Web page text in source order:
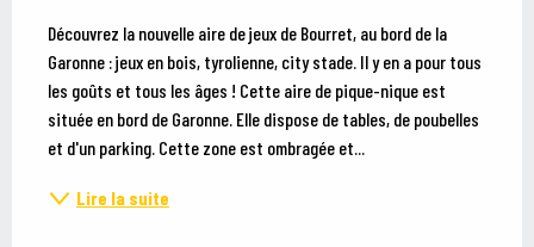
Découvrez la nouvelle aire de jeux de Bourret, au bord de la
Garonne : jeux en bois, tyrolienne, city stade. Il y en a pour tous
les goûts et tous les âges ! Cette aire de pique-nique est
située en bord de Garonne. Elle dispose de tables, de poubelles
et d'un parking. Cette zone est ombragée et...
Lire la suite